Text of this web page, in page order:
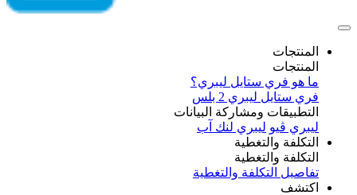
المنتجات
المنتجات
ما هو فري ستايل ليبري؟
فري ستايل ليبري 2 بلس​
التطبيقات ومشاركة البيانات
ليبري ڤيو ليبري لنك آب
التكلفة والتغطية
التكلفة والتغطية
تفاصيل التكلفة والتغطية
اكتشف​